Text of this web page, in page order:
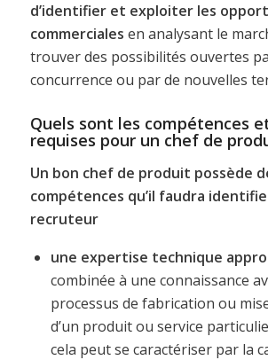
d’identifier et exploiter les
commerciales en analysant le
trouver des possibilités ouvertes
concurrence ou par de nouvelles
Quels sont les compétences
requises pour un chef de
Un bon chef de produit possède
compétences qu’il faudra
recruteur
une expertise technique
combinée à une connaissance
processus de fabrication ou
d’un produit ou service
cela peut se caractériser par la